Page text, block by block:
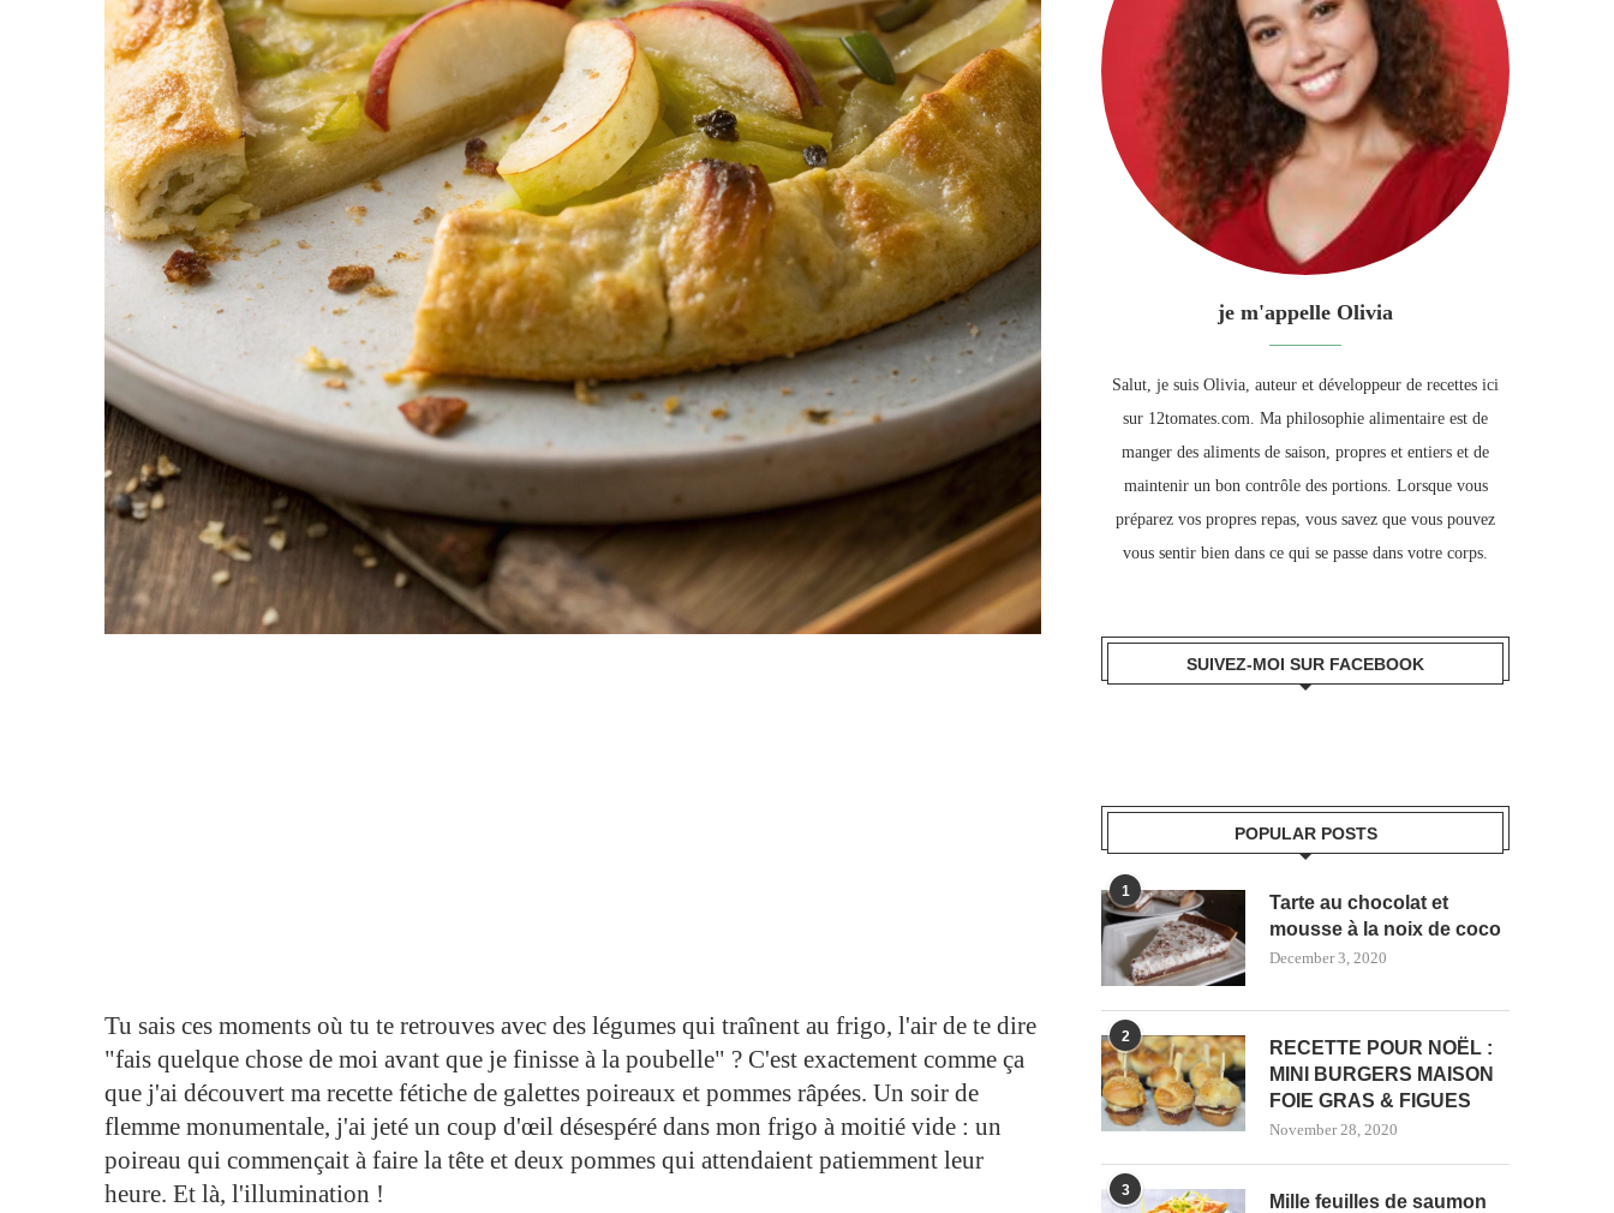
Tu sais ces moments où tu te retrouves avec des légumes qui traînent au frigo, l'air de te dire
"fais quelque chose de moi avant que je finisse à la poubelle" ? C'est exactement comme ça
que j'ai découvert ma recette fétiche de galettes poireaux et pommes râpées. Un soir de
flemme monumentale, j'ai jeté un coup d'œil désespéré dans mon frigo à moitié vide : un
poireau qui commençait à faire la tête et deux pommes qui attendaient patiemment leur
heure. Et là, l'illumination !
je m'appelle Olivia
Salut, je suis Olivia, auteur et développeur de recettes ici
sur 12tomates.com. Ma philosophie alimentaire est de
manger des aliments de saison, propres et entiers et de
maintenir un bon contrôle des portions. Lorsque vous
préparez vos propres repas, vous savez que vous pouvez
vous sentir bien dans ce qui se passe dans votre corps.
SUIVEZ-MOI SUR FACEBOOK
POPULAR POSTS
1
Tarte au chocolat et
mousse à la noix de coco
December 3, 2020
2
RECETTE POUR NOËL :
MINI BURGERS MAISON
FOIE GRAS & FIGUES
November 28, 2020
3
Mille feuilles de saumon